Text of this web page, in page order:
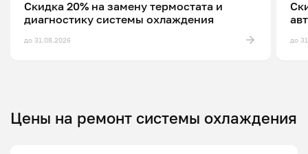
Скидка 20% на замену термостата и
диагностику системы охлаждения
до 31.08.2026 до
Цены на ремонт системы охлаждения